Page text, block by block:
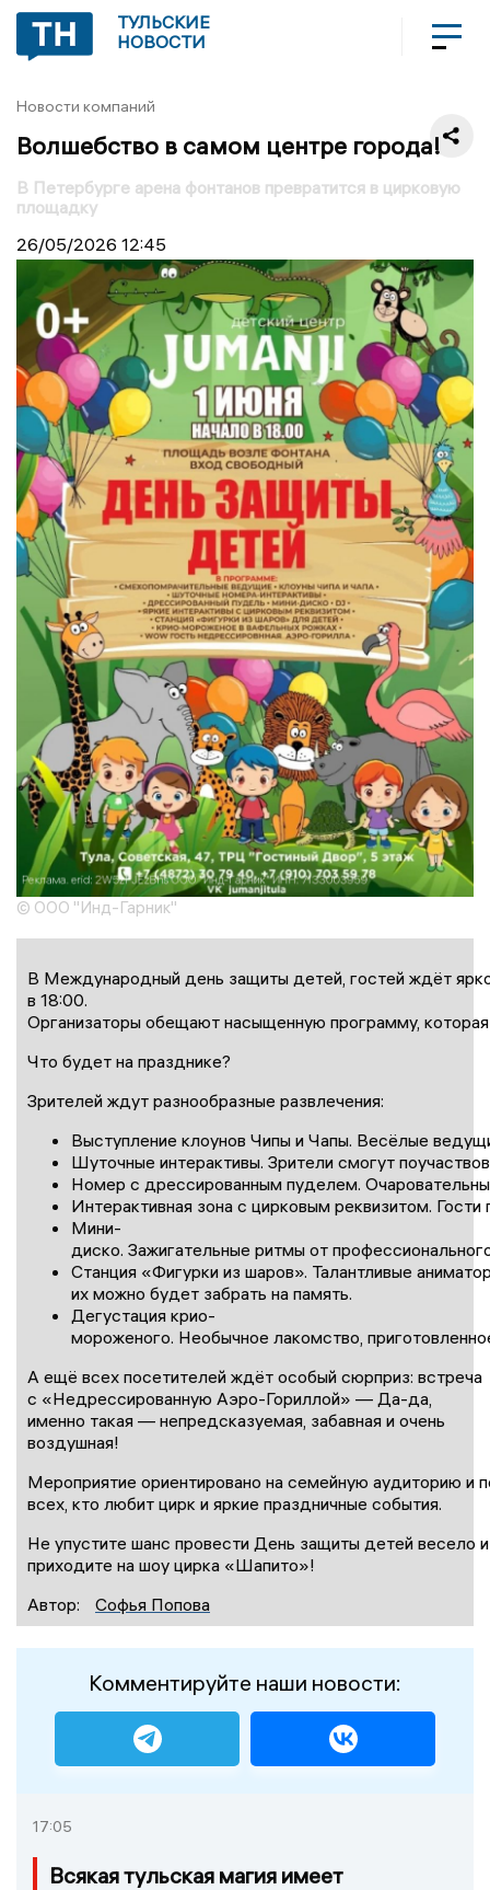
ТУЛЬСКИЕ
НОВОСТИ
Новости компаний
Волшебство в самом центре города!
В Петербурге арена фонтанов превратится в цирковую
площадку
26/05/2026 12:45
© ООО "Инд-Гарник"
В Международный день защиты детей, гостей ждёт
в 18:00.
Организаторы обещают насыщенную программу,
Что будет на празднике?
Зрителей ждут разнообразные развлечения:
Выступление клоунов Чипы и Чапы. Весёлые
Шуточные интерактивы. Зрители смогут
Номер с дрессированным пуделем.
Интерактивная зона с цирковым реквизитом.
Мини-
диско. Зажигательные ритмы от
Станция «Фигурки из шаров». Талантливые
их можно будет забрать на память.
Дегустация крио-
мороженого. Необычное лакомство,
А ещё всех посетителей ждёт особый сюрприз: встреча
с «Недрессированную Аэро-Гориллой» — Да-да,
именно такая — непредсказуемая, забавная и очень
воздушная!
Мероприятие ориентировано на семейную аудиторию
всех, кто любит цирк и яркие праздничные события.
Не упустите шанс провести День защиты детей весело
приходите на шоу цирка «Шапито»!
Автор:
Софья Попова
Комментируйте наши новости:
17:05
Всякая тульская магия имеет